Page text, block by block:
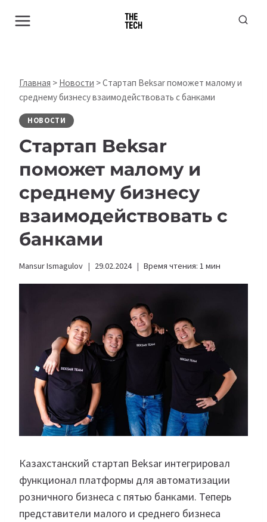
Главная > Новости >Стартап Beksar поможет малому и
среднему бизнесу взаимодействовать с банками
НОВОСТИ
Стартап Beksar
поможет малому и
среднему бизнесу
взаимодействовать с
банками
Mansur Ismagulov 29.02.2024 Время чтения: 1 мин
Казахстанский стартап Beksar интегрировал
функционал платформы для автоматизации
розничного бизнеса с пятью банками. Теперь
представители малого и среднего бизнеса